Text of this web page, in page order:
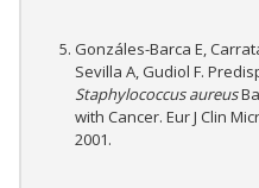
Gonzáles-Barca E,
Sevilla A, Gudiol F.
Staphylococcus aureus
with Cancer. Eur J Clin
2001.